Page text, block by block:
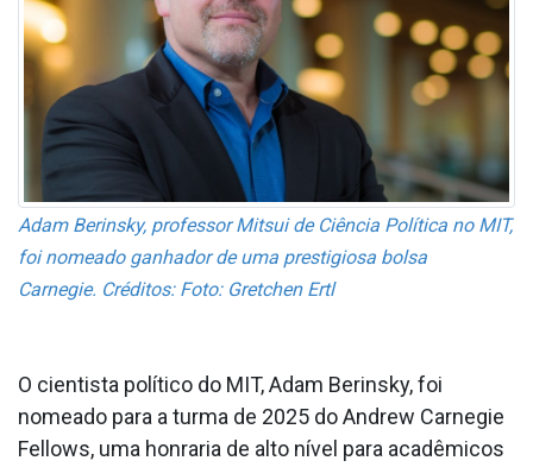
Adam Berinsky, professor Mitsui de Ciência Política no MIT,
foi nomeado ganhador de uma prestigiosa bolsa
Carnegie. Créditos: Foto: Gretchen Ertl
O cientista político do MIT, Adam Berinsky, foi
nomeado para a turma de 2025 do Andrew Carnegie
Fellows, uma honraria de alto nível para acadêmicos